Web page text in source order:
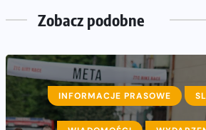
wiedzieć
Zobacz podobne
INFORMACJE PRASOWE